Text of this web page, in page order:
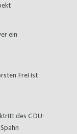
ein
Frei ist
des CDU-